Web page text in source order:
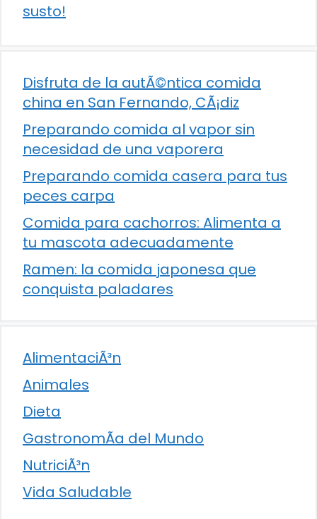
susto!
Disfruta de la autÃ©ntica comida
china en San Fernando, CÃ¡diz
Preparando comida al vapor sin
necesidad de una vaporera
Preparando comida casera para tus
peces carpa
Comida para cachorros: Alimenta a
tu mascota adecuadamente
Ramen: la comida japonesa que
conquista paladares
AlimentaciÃ³n
Animales
Dieta
GastronomÃ­a del Mundo
NutriciÃ³n
Vida Saludable